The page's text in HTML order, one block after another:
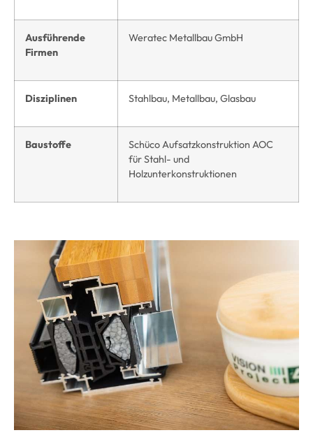
Ausführende
Firmen
Weratec Metallbau GmbH
Disziplinen Stahlbau, Metallbau, Glasbau
Baustoffe
Schüco Aufsatzkonstruktion AOC
für Stahl- und
Holzunterkonstruktionen